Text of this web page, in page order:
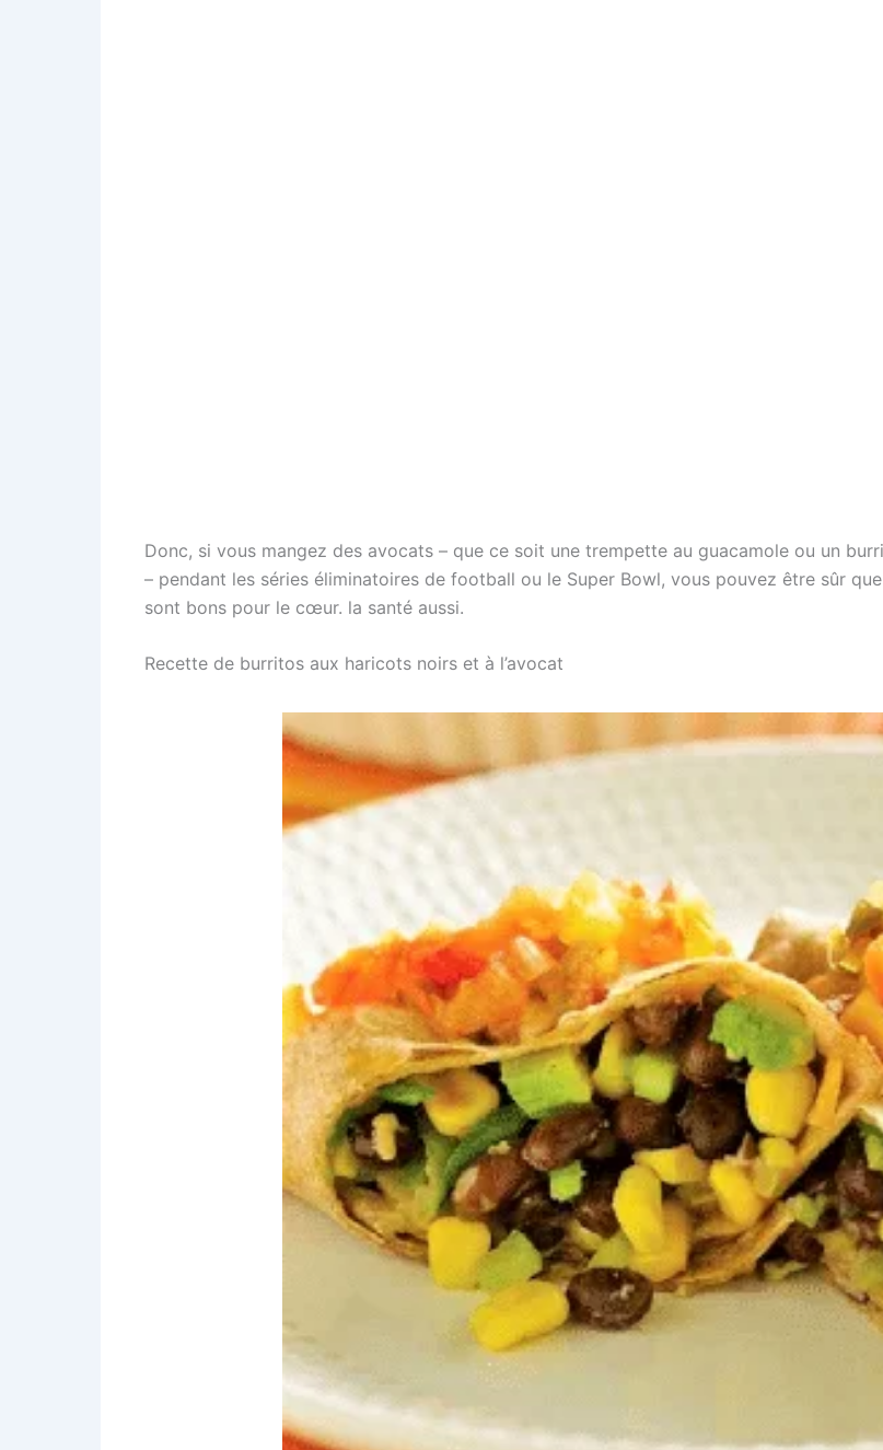
Donc, si vous mangez des avocats – que ce soit une trempette au guacamole ou un
– pendant les séries éliminatoires de football ou le Super Bowl, vous pouvez être sûr
sont bons pour le cœur. la santé aussi.
Recette de burritos aux haricots noirs et à l’avocat